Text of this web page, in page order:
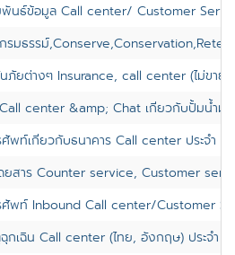
พันธ์ข้อมูล Call center/ Customer
รมธรรม์
นภัยต่างๆ Insurance, call center (ไม่ขาย
Call center &amp; Chat เกี่ยวกับปั้มน้ำมั
ศัพท์เกี่ยวกับธนาคาร Call center ประจำ บ
ยสาร Counter service, Customer
รศัพท์ Inbound Call center/Customer
ฉุกเฉิน Call center (ไทย, อังกฤษ) ประจำ